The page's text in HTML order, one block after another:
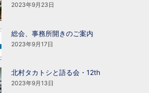
2023年9月23日
総会、事務所開きのご案内
2023年9月17日
北村タカトシと語る会・12th
2023年9月13日